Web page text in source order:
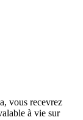
vous recevrez
à vie sur